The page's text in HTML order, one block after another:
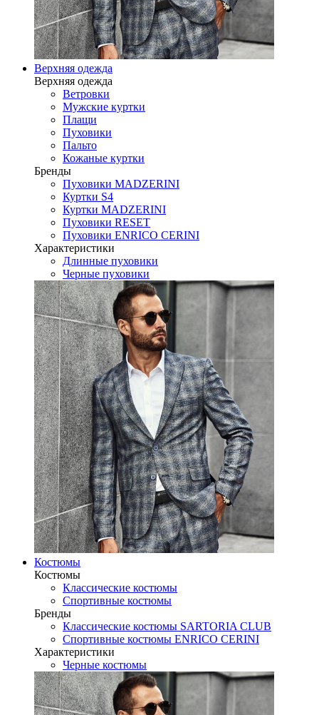
Верхняя одежда
Верхняя одежда
Ветровки
Мужские куртки
Плащи
Пуховики
Пальто
Кожаные куртки
Бренды
Пуховики MADZERINI
Куртки S4
Куртки MADZERINI
Пуховики RESET
Пуховики ENRICO CERINI
Характеристики
Длинные пуховики
Черные пуховики
Костюмы
Костюмы
Классические костюмы
Спортивные костюмы
Бренды
Классические костюмы SARTORIA CLUB
Спортивные костюмы ENRICO CERINI
Характеристики
Черные костюмы